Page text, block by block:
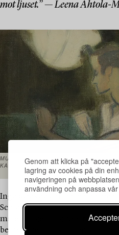
Genom att klicka på
lagring av cookies på din
navigeringen på
användning och anpassa
mot ljuset.” — Leena Ahtola-
MUSIK (INGEBORG PÅ BALKONGEN),
KARTONG, 23 × 41 CM.
Ingeborgs gestalt är målad med
Schjerfbecks karakteristiskt
måleri. Ingenting ropar på
betraktaren in i sin magiska